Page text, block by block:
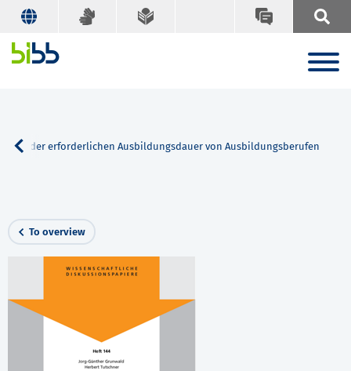
der erforderlichen Ausbildungsdauer von Ausbildungsberufen
To overview